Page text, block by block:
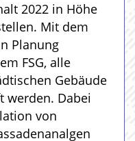
2022 in Höhe
Mit dem
Planung
FSG, alle
Gebäude
werden. Dabei
von